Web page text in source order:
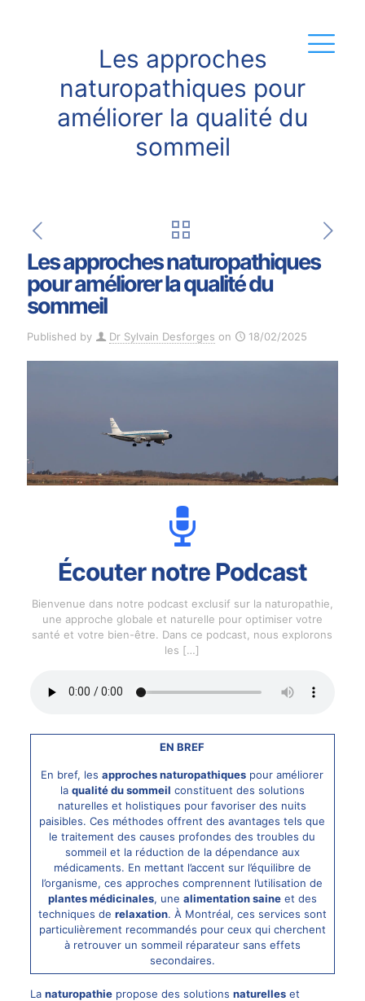
Les approches
naturopathiques pour
améliorer la qualité du
sommeil
Les approches naturopathiques
pour améliorer la qualité du
sommeil
Published by Dr Sylvain Desforges on 18/02/2025
Écouter notre Podcast
Bienvenue dans notre podcast exclusif sur la naturopathie,
une approche globale et naturelle pour optimiser votre
santé et votre bien-être. Dans ce podcast, nous explorons
les […]
EN BREF
En bref, lesapproches naturopathiques pour améliorer
la qualité du sommeil constituent des solutions
naturelles et holistiques pour favoriser des nuits
paisibles. Ces méthodes offrent des avantages tels que
le traitement des causes profondes des troubles du
sommeil et la réduction de la dépendance aux
médicaments. En mettant l’accent sur l’équilibre de
l’organisme, ces approches comprennent l’utilisation de
plantes médicinales, une alimentation saineet des
techniques de relaxation. À Montréal, ces services sont
particulièrement recommandés pour ceux qui cherchent
à retrouver un sommeil réparateur sans effets
secondaires.
La naturopathiepropose des solutions naturelleset